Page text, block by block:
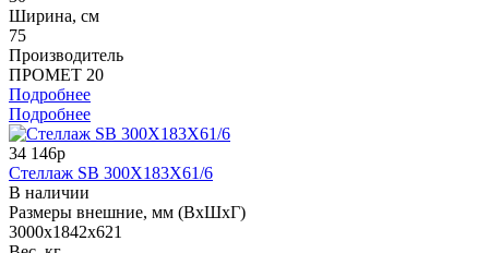
Ширина, см
75
Производитель
ПРОМЕТ 20
Подробнее
Подробнее
34 146р
Стеллаж SB 300X183X61/6
В наличии
Размеры внешние, мм (ВхШхГ)
3000x1842x621